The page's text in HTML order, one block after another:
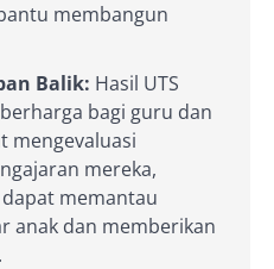
membangun
Balik: Hasil UTS
bagi guru dan
mengevaluasi
mereka,
memantau
anak dan memberikan